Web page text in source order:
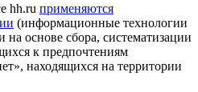
hh.ru применяются
(информационные технологии
основе сбора, систематизации
к предпочтениям
находящихся на территории